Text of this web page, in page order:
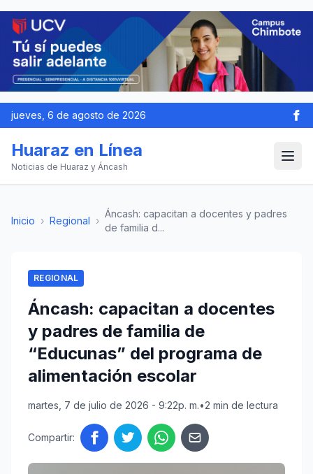
jueves, 6 de agosto de 2026
Huaraz en Línea
Noticias de Huaraz y Áncash
Inicio › Regional ›
Áncash: capacitan a docentes y padres
de familia d...
REGIONAL
Áncash: capacitan a docentes
y padres de familia de
“Educunas” del programa de
alimentación escolar
martes, 7 de julio de 2026 - 9:22p. m.•2 min de lectura
Compartir: